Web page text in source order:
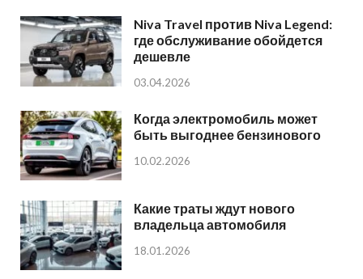
Niva Travel против Niva Legend:
где обслуживание обойдется
дешевле
03.04.2026
Когда электромобиль может
быть выгоднее бензинового
10.02.2026
Какие траты ждут нового
владельца автомобиля
18.01.2026